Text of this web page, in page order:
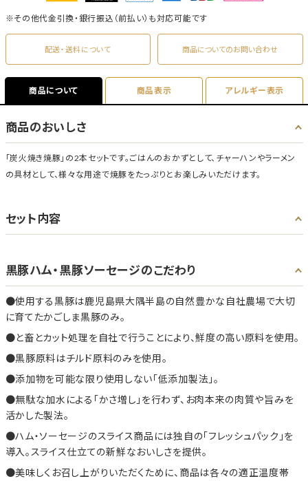
※その他代金引換・銀行振込（前払い）も対応可能です
配送・送料について 商品についてのお問い合わせ
商品について 商品表示 アレルギー表示
商品のおいしさ
「炭火焼き焼豚」の2本セットです。ごはんのおかずとして、チャーハンやラーメン
の具材として、様々な用途で焼豚をたっぷりとお楽しみいただけます。
セット内容
黒豚ハム・黒豚ソーセージのこだわり
使用する黒豚は鹿児島県大隅半島の自然豊かな自社農場で大切
に育てたかごしま黒豚のみ。
と畜とカット処理を自社で行うことにより、鮮度の高い原料を使用。
黒豚原料はチルド原料のみを使用。
添加物を可能な限り使用しない「低添加製法」。
無駄な加水による「かさ増し」を行わず、お肉本来の肉質や旨みを
活かした製法。
ハム・ソーセージのスライス商品には独自の「フレッシュパック」を
導入。スライス仕立ての新鮮なおいしさを提供。
美味しくお召し上がりいただくために、商品は各々の適正温度帯